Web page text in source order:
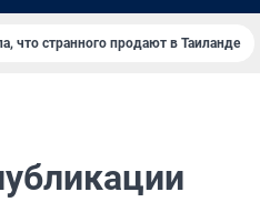
что странного продают в Таиланде